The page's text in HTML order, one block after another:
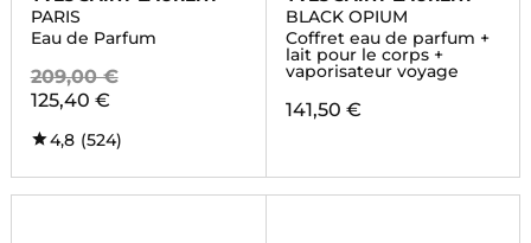
PARIS
Eau de Parfum
209,00 €
125,40 €
4,8 (524)
BLACK OPIUM
Coffret eau de parfum +
lait pour le corps +
vaporisateur voyage
141,50 €